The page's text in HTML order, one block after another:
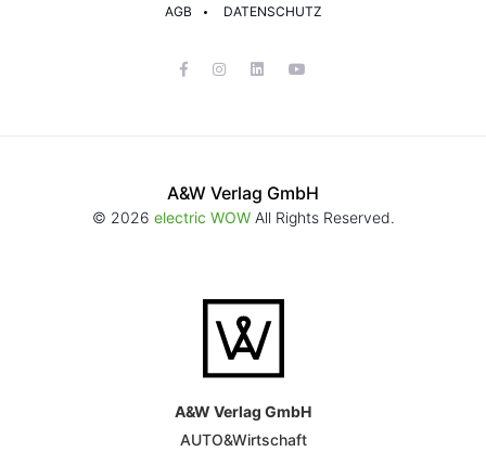
AGB
DATENSCHUTZ
A&W Verlag GmbH
© 2026 electric WOWAll Rights Reserved.
A&W Verlag GmbH
AUTO&Wirtschaft